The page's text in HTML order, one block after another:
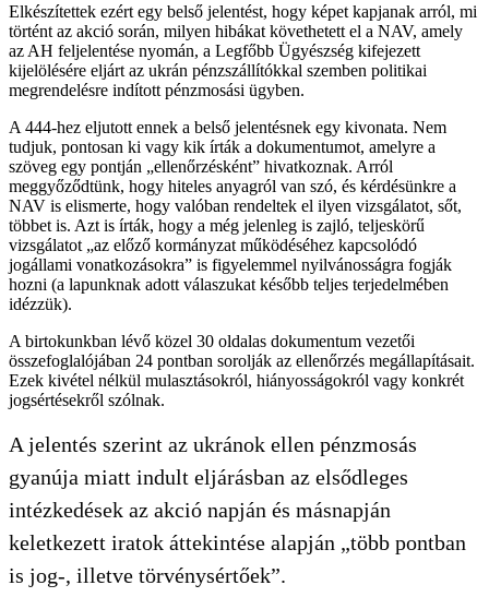
Elkészítettek ezért egy belső jelentést, hogy képet kapjanak arról, mi
történt az akció során, milyen hibákat követhetett el a NAV, amely
az AH feljelentése nyomán, a Legfőbb Ügyészség kifejezett
kijelölésére eljárt az ukrán pénzszállítókkal szemben politikai
megrendelésre indított pénzmosási ügyben.
A 444-hez eljutott ennek a belső jelentésnek egy kivonata. Nem
tudjuk, pontosan ki vagy kik írták a dokumentumot, amelyre a
szöveg egy pontján „ellenőrzésként” hivatkoznak. Arról
meggyőződtünk, hogy hiteles anyagról van szó, és kérdésünkre a
NAV is elismerte, hogy valóban rendeltek el ilyen vizsgálatot, sőt,
többet is. Azt is írták, hogy a még jelenleg is zajló, teljeskörű
vizsgálatot „az előző kormányzat működéséhez kapcsolódó
jogállami vonatkozásokra” is figyelemmel nyilvánosságra fogják
hozni (a lapunknak adott válaszukat később teljes terjedelmében
idézzük).
A birtokunkban lévő közel 30 oldalas dokumentum vezetői
összefoglalójában 24 pontban sorolják az ellenőrzés megállapításait.
Ezek kivétel nélkül mulasztásokról, hiányosságokról vagy konkrét
jogsértésekről szólnak.
A jelentés szerint az ukránok ellen pénzmosás
gyanúja miatt indult eljárásban az elsődleges
intézkedések az akció napján és másnapján
keletkezett iratok áttekintése alapján „több pontban
is jog-, illetve törvénysértőek”.